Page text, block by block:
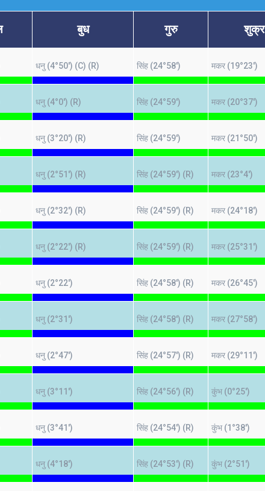
बुध गुरु शुक्र
धनु (4°50') (C) (R) सिंह (24°58') मकर (19°23')
धनु (4°0') (R) सिंह (24°59') मकर (20°37')
धनु (3°20') (R) सिंह (24°59') मकर (21°50')
धनु (2°51') (R) सिंह (24°59') (R) मकर (23°4')
धनु (2°32') (R) सिंह (24°59') (R) मकर (24°18')
धनु (2°22') (R) सिंह (24°59') (R) मकर (25°31')
धनु (2°22') सिंह (24°58') (R) मकर (26°45')
धनु (2°31') सिंह (24°58') (R) मकर (27°58')
धनु (2°47') सिंह (24°57') (R) मकर (29°11')
धनु (3°11') सिंह (24°56') (R) कुंभ (0°25')
धनु (3°41') सिंह (24°54') (R) कुंभ (1°38')
धनु (4°18') सिंह (24°53') (R) कुंभ (2°51')